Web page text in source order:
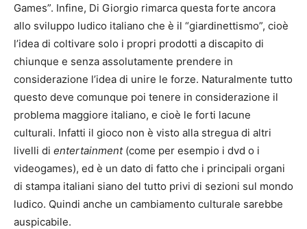
Games”. Infine, Di Giorgio rimarca questa forte ancora
allo sviluppo ludico italiano che è il “giardinettismo”, cioè
l’idea di coltivare solo i propri prodotti a discapito di
chiunque e senza assolutamente prendere in
considerazione l’idea di unire le forze. Naturalmente tutto
questo deve comunque poi tenere in considerazione il
problema maggiore italiano, e cioè le forti lacune
culturali. Infatti il gioco non è visto alla stregua di altri
livelli di entertainment(come per esempio i dvd o i
videogames), ed è un dato di fatto che i principali organi
di stampa italiani siano del tutto privi di sezioni sul mondo
ludico. Quindi anche un cambiamento culturale sarebbe
auspicabile.